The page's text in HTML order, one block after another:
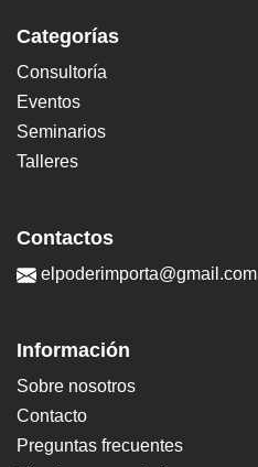
Categorías
Consultoría
Eventos
Seminarios
Talleres
Contactos
elpoderimporta@gmail.com
Información
Sobre nosotros
Contacto
Preguntas frecuentes